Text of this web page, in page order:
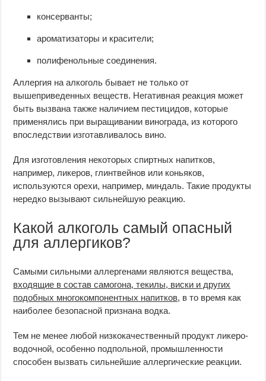
консерванты;
ароматизаторы и красители;
полифенольные соединения.
Аллергия на алкоголь бывает не только от
вышеприведенных веществ. Негативная реакция может
быть вызвана также наличием пестицидов, которые
применялись при выращивании винограда, из которого
впоследствии изготавливалось вино.
Для изготовления некоторых спиртных напитков,
например, ликеров, глинтвейнов или коньяков,
используются орехи, например, миндаль. Такие продукты
нередко вызывают сильнейшую реакцию.
Какой алкоголь самый опасный
для аллергиков?
Самыми сильными аллергенами являются вещества,
входящие в состав самогона, текилы, виски и других
подобных многокомпонентных напитков, в то время как
наиболее безопасной признана водка.
Тем не менее любой низкокачественный продукт ликеро-
водочной, особенно подпольной, промышленности
способен вызвать сильнейшие аллергические реакции.